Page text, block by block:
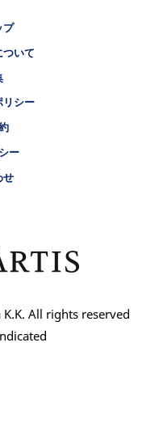
プ
ついて
リシー
ー
せ
All rights reserved